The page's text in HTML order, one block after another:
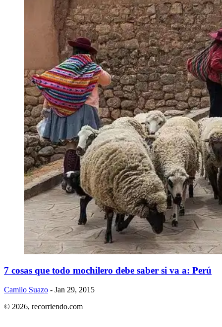
7 cosas que todo mochilero debe saber si va a: Perú
Camilo Suazo - Jan 29, 2015
© 2026, recorriendo.com